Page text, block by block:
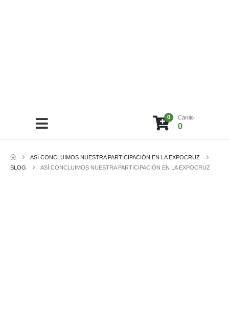
0 Carrito
0
ASÍ CONCLUIMOS NUESTRA PARTICIPACIÓN EN LA EXPOCRUZ
BLOG
ASÍ CONCLUIMOS NUESTRA PARTICIPACIÓN EN LA EXPOCRUZ